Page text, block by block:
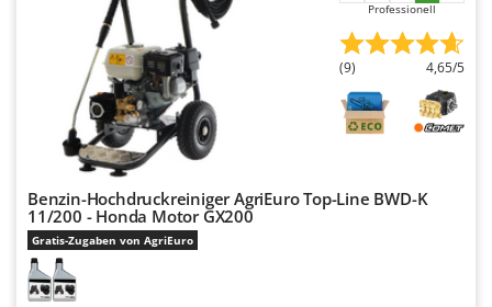
New O.M.R.A.
Nilfisk
Ninja
Novatec
Novital
NuAir
NuovaFac
Professionell
(9) 4,65/5
Benzin-Hochdruckreiniger AgriEuro Top-Line BWD-K
11/200 - Honda Motor GX200
Gratis-Zugaben von AgriEuro